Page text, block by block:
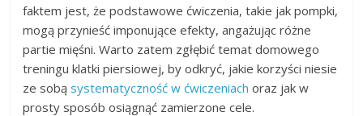
faktem jest, że podstawowe ćwiczenia, takie jak pompki,
mogą przynieść imponujące efekty, angażując różne
partie mięśni. Warto zatem zgłębić temat domowego
treningu klatki piersiowej, by odkryć, jakie korzyści niesie
ze sobąsystematyczność w ćwiczeniach oraz jak w
prosty sposób osiągnąć zamierzone cele.